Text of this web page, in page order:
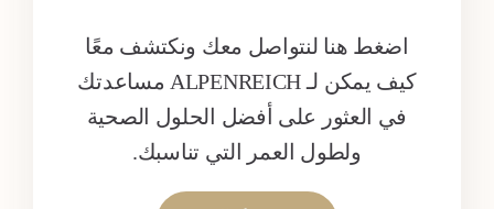
اضغط هنا لنتواصل معك ونكتشف معًا
كيف يمكن لـ ALPENREICH مساعدتك
في العثور على أفضل الحلول الصحية
ولطول العمر التي تناسبك.